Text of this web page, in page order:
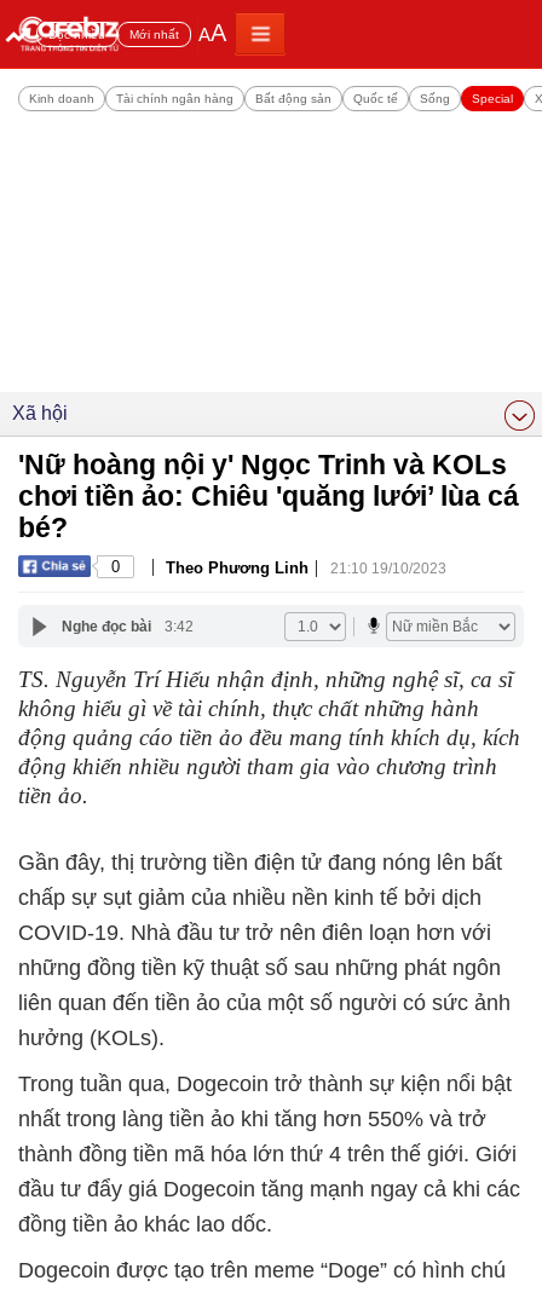
Đọc nhiều Mới nhất AA
Kinh doanh Tài chính ngân hàng Bất động sản Quốc tế Sống Special
Xã hội
'Nữ hoàng nội y' Ngọc Trinh và KOLs
chơi tiền ảo: Chiêu 'quăng lưới’ lùa cá
bé?
0 | Theo Phương Linh | 21:10 19/10/2023
Nghe đọc bài 3:42
TS. Nguyễn Trí Hiếu nhận định, những nghệ sĩ, ca sĩ
không hiểu gì về tài chính, thực chất những hành
động quảng cáo tiền ảo đều mang tính khích dụ, kích
động khiến nhiều người tham gia vào chương trình
tiền ảo.
Gần đây, thị trường tiền điện tử đang nóng lên bất
chấp sự sụt giảm của nhiều nền kinh tế bởi dịch
COVID-19. Nhà đầu tư trở nên điên loạn hơn với
những đồng tiền kỹ thuật số sau những phát ngôn
liên quan đến tiền ảo của một số người có sức ảnh
hưởng (KOLs).
Trong tuần qua, Dogecoin trở thành sự kiện nổi bật
nhất trong làng tiền ảo khi tăng hơn 550% và trở
thành đồng tiền mã hóa lớn thứ 4 trên thế giới. Giới
đầu tư đẩy giá Dogecoin tăng mạnh ngay cả khi các
đồng tiền ảo khác lao dốc.
Dogecoin được tạo trên meme “Doge” có hình chú